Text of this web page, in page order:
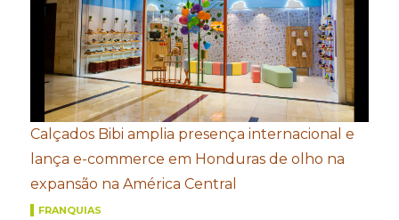
Calçados Bibi amplia presença internacional e
lança e-commerce em Honduras de olho na
expansão na América Central
FRANQUIAS